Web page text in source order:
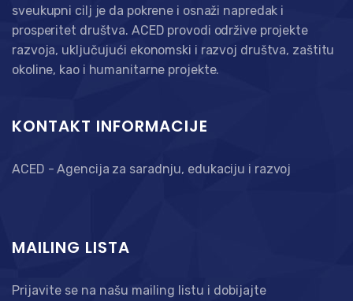
sveukupni cilj je da pokrene i osnaži napredak i
prosperitet društva. ACED provodi održive projekte
razvoja, uključujući ekonomski i razvoj društva, zaštitu
okoline, kao i humanitarne projekte.
KONTAKT INFORMACIJE
ACED - Agencija za saradnju, edukaciju i razvoj
MAILING LISTA
Prijavite se na našu mailing listu i dobijajte